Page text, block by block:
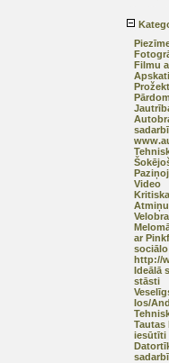
Filmu
Apskati
Video
ar
http://
Ideālā
stāsti
Ios/
Tautas
iesūtīti